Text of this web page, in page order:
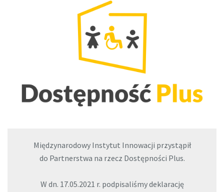
Międzynarodowy Instytut Innowacji przystąpił
do Partnerstwa na rzecz Dostępności Plus.
W dn. 17.05.2021 r. podpisaliśmy deklarację